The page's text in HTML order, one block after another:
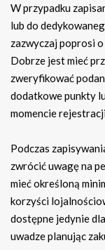
W przypadku
lub do
zazwyczaj poprosi
Dobrze jest mieć
zweryfikować
dodatkowe punkty
momencie
Podczas
zwrócić uwagę na
mieć określoną
korzyści
dostępne jedynie
uwadze planując